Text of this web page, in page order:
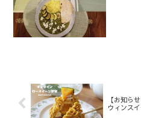
【お知ら
ウィンス